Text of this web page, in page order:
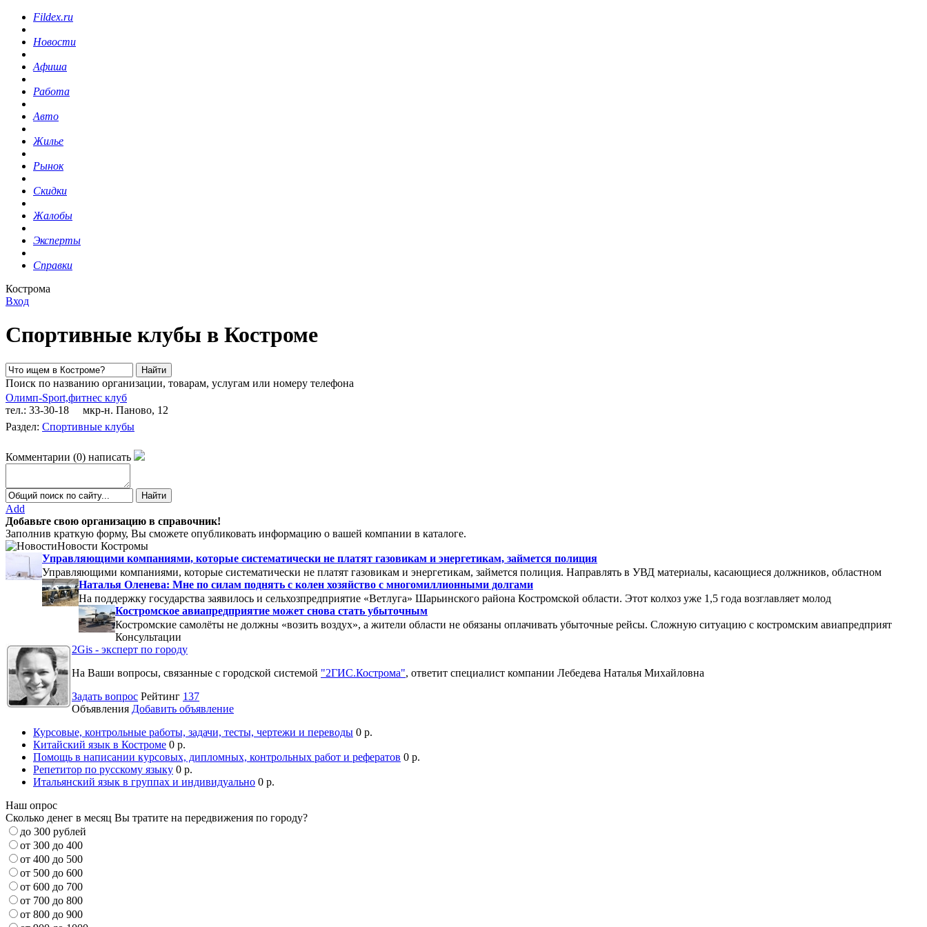
Fildex.ru
Новости
Афиша
Работа
Авто
Жилье
Рынок
Скидки
Жалобы
Эксперты
Справки
Кострома
Вход
Спортивные клубы в Костроме
Поиск по названию организации, товарам, услугам или номеру телефона
Олимп-Sport,фитнес клуб
тел.: 33-30-18
мкр-н. Паново, 12
Раздел: Спортивные клубы
Комментарии (0) написать
Add
Добавьте свою организацию в справочник!
Заполнив краткую форму, Вы сможете опубликовать информацию о вашей компании в каталоге.
Новости Костромы
Управляющими компаниями, которые систематически не платят газовикам и энергетикам, займется полиция
Управляющими компаниями, которые систематически не платят газовикам и энергетикам, займется полиция. Направлять в УВД материалы, касающиеся должников, областном
Наталья Оленева: Мне по силам поднять с колен хозяйство с многомиллионными долгами
На поддержку государства заявилось и сельхозпредприятие «Ветлуга» Шарьинского района Костромской области. Этот колхоз уже 1,5 года возглавляет молод
Костромское авиапредприятие может снова стать убыточным
Костромские самолёты не должны «возить воздух», а жители области не обязаны оплачивать убыточные рейсы. Сложную ситуацию с костромским авиапредприят
Консультации
2Gis - эксперт по городу
На Ваши вопросы, связанные с городской системой "2ГИС.Кострома", ответит специалист компании Лебедева Наталья Михайловна
Задать вопрос Рейтинг 137
Объявления Добавить объявление
Курсовые, контрольные работы, задачи, тесты, чертежи и переводы 0 р.
Китайский язык в Костроме 0 р.
Помощь в написании курсовых, дипломных, контрольных работ и рефератов 0 р.
Репетитор по русскому языку 0 р.
Итальянский язык в группах и индивидуально 0 р.
Наш опрос
Сколько денег в месяц Вы тратите на передвижения по городу?
до 300 рублей
от 300 до 400
от 400 до 500
от 500 до 600
от 600 до 700
от 700 до 800
от 800 до 900